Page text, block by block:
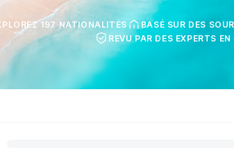
197 NATIONALITÉS
BASÉ SUR DES
REVU PAR DES EXPERTS